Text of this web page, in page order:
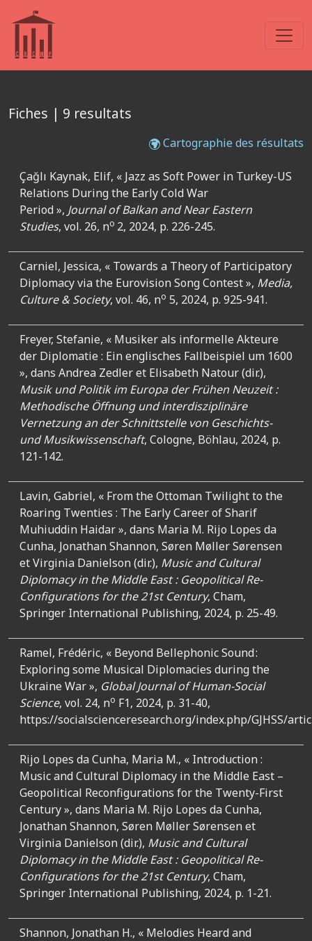
Fiches | 9 resultats
Cartographie des résultats
Çağlı Kaynak, Elif, « Jazz as Soft Power in Turkey-US
Relations During the Early Cold War
Period », Journal of Balkan and Near Eastern
Studies, vol. 26, no 2, 2024, p. 226-245.
Carniel, Jessica, « Towards a Theory of Participatory
Diplomacy via the Eurovision Song Contest », Media,
Culture & Society, vol. 46, no 5, 2024, p. 925-941.
Freyer, Stefanie, « Musiker als informelle Akteure
der Diplomatie : Ein englisches Fallbeispiel um 1600
», dans Andrea Zedler et Elisabeth Natour (dir.),
Musik und Politik im Europa der Frühen Neuzeit :
Methodische Öffnung und interdisziplinäre
Vernetzung an der Schnittstelle von Geschichts-
und Musikwissenschaft, Cologne, Böhlau, 2024, p.
121-142.
Lavin, Gabriel, « From the Ottoman Twilight to the
Roaring Twenties : The Early Career of Sharif
Muhiuddin Haidar », dans Maria M. Rijo Lopes da
Cunha, Jonathan Shannon, Søren Møller Sørensen
et Virginia Danielson (dir.), Music and Cultural
Diplomacy in the Middle East : Geopolitical Re-
Configurations for the 21st Century, Cham,
Springer International Publishing, 2024, p. 25-49.
Ramel, Frédéric, « Beyond Bellephonic Sound :
Exploring some Musical Diplomacies during the
Ukraine War », Global Journal of Human-Social
Science, vol. 24, no F1, 2024, p. 31-40,
https://socialscienceresearch.org/index.php/GJHSS/
Rijo Lopes da Cunha, Maria M., « Introduction :
Music and Cultural Diplomacy in the Middle East –
Geopolitical Reconfigurations for the Twenty-First
Century », dans Maria M. Rijo Lopes da Cunha,
Jonathan Shannon, Søren Møller Sørensen et
Virginia Danielson (dir.), Music and Cultural
Diplomacy in the Middle East : Geopolitical Re-
Configurations for the 21st Century, Cham,
Springer International Publishing, 2024, p. 1-21.
Shannon, Jonathan H., « Melodies Heard and